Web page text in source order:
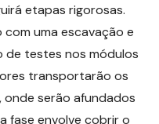
etapas rigorosas.
uma escavação e
de testes nos módulos
transportarão os
onde serão afundados
fase envolve cobrir o